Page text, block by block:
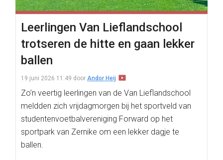
Leerlingen Van Lieflandschool
trotseren de hitte en gaan lekker
ballen
19 juni 2026 11:49 door Andor Heij
Zo’n veertig leerlingen van de Van Lieflandschool
meldden zich vrijdagmorgen bij het sportveld van
studentenvoetbalvereniging Forward op het
sportpark van Zernike om een lekker dagje te
ballen.